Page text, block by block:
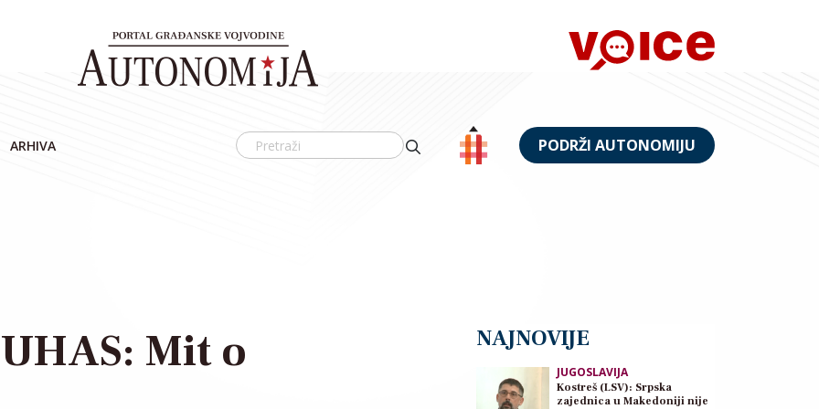
ARHIVA PODRŽI AUTONOMIJU
Mit o
NAJNOVIJE
JUGOSLAVIJA
Kostreš (LSV): Srpska
zajednica u Makedoniji nije